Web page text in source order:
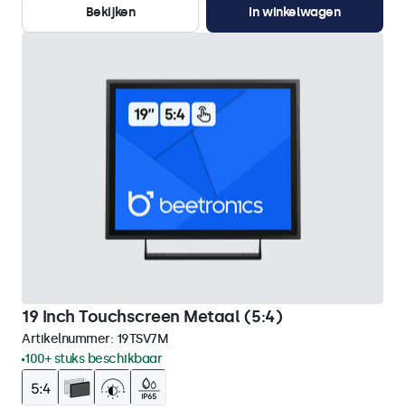
Bekijken
In winkelwagen
19 Inch Touchscreen Metaal (5:4)
Artikelnummer: 19TSV7M
100+ stuks beschikbaar